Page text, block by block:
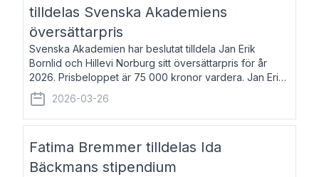
tilldelas Svenska Akademiens
översättarpris
Svenska Akademien har beslutat tilldela Jan Erik
Bornlid och Hillevi Norburg sitt översättarpris för år
2026. Prisbeloppet är 75 000 kronor vardera. Jan Erik
Bornlid, född 1947, är översättare från tyska. Han är
främst känd för sina översät
2026-03-26
Fatima Bremmer tilldelas Ida
Bäckmans stipendium